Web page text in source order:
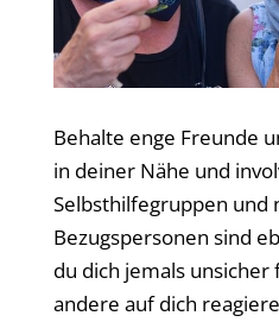
Behalte enge Freunde
in deiner Nähe und
Selbsthilfegruppen und
Bezugspersonen sind
du dich jemals
andere auf dich